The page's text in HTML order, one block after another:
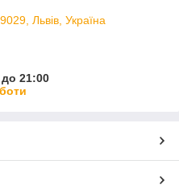
Львів, Україна
21:00